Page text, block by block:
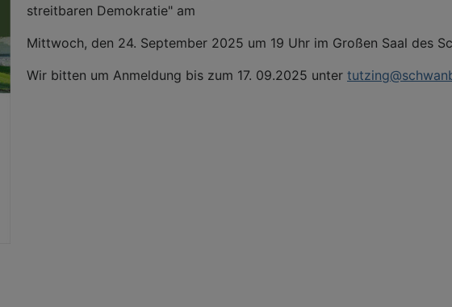
streitbaren Demokratie" am
Mittwoch, den 24. September 2025 um 19 Uhr im Großen Saal des
Wir bitten um Anmeldung bis zum 17. 09.2025 unter